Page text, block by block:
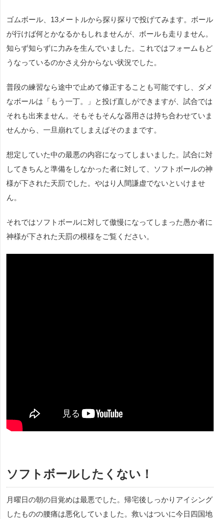
ゴムボール、13メートルから探り探りで投げてみます。ボール
が行けば何とかなるかもしれませんが、ボールも走りません。
知らず知らずに力みを生んでいました。これではフォームもど
うなっているのかさえ分からない状況でした。
普段の練習なら途中で止めて修正することも可能ですし、ダメ
なボールは「もう一丁。」と投げ直しができますが、試合では
それも出来ません。そもそもそんな器用さは持ち合わせていま
せんから、一旦崩れてしまえばそのままです。
想定していた中の最悪の内容になってしまいました。試合に対
してきちんと準備をしなかった者に対して、ソフトボールの神
様が下された天罰でした。やはり人間謙虚でないといけませ
ん。
それではソフトボールに対して傲慢になってしまった愚か者に
神様が下された天罰の模様をご覧ください。
ソフトボールしたくない！
月曜日の朝の目覚めは最悪でした。帰宅後しっかりアイシング
したものの腰痛は悪化していました。救いはついに今日四国地